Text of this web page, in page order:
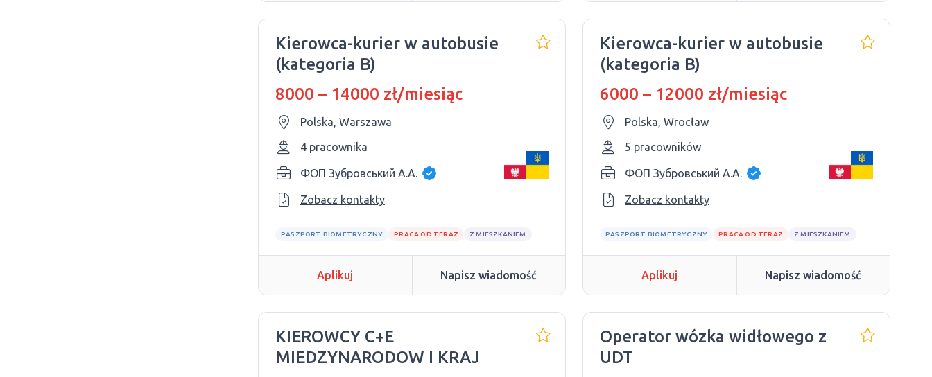
Kierowca-kurier w autobusie
(kategoria B)
8000 – 14000 zł/miesiąc
Polska, Warszawa
4 pracownika
ФОП Зубровський А.А.
Zobacz kontakty
PASZPORT BIOMETRYCZNY PRACA OD TERAZ Z MIESZKANIEM
Aplikuj Napisz wiadomość
Kierowca-kurier w autobusie
(kategoria B)
6000 – 12000 zł/miesiąc
Polska, Wrocław
5 pracowników
ФОП Зубровський А.А.
Zobacz kontakty
PASZPORT BIOMETRYCZNY PRACA OD TERAZ Z MIESZKANIEM
Aplikuj Napisz wiadomość
KIEROWCY C+E
MIEDZYNARODOW I KRAJ
Operator wózka widłowego z
UDT